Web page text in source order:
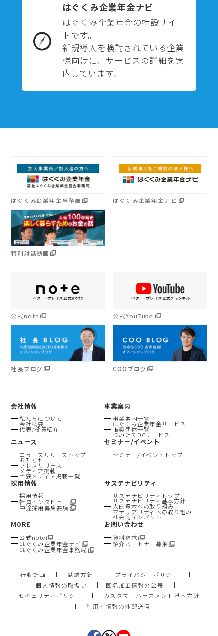
はぐくみ企業年金ナビ
はぐくみ企業年金の特設サイ
トです。
新規導入を検討されている企業
様向けに、サービスの詳細を案
内しています。
はぐくみ企業年金事務局 はぐくみ企業年金ナビ
特別対談動画
公式note 公式YouTube
社長ブログ COOブログ
会社情報
私たちについて
会社概要
代表/役員紹介
事業案内
事業案内一覧
はぐくみ企業年金サービス
推奨団体一覧
つみたてDCサービス
ニュース
ニュースリリーストップ
お知らせ
プレスリリース
メディア掲載
主要メディア掲載一覧
セミナー/イベント
セミナー/イベントトップ
採用情報
採用情報
社員インタビュー
中途採用募集要項
サステナビリティ
サステナビリティトップ
サステナビリティ基本方針
人的資本への取り組み
マテリアリティへの取り組み
社会的インパクト
MORE
公式note
はぐくみ企業年金ナビ
はぐくみ企業年金事務局
お問い合わせ
資料請求
紹介パートナー募集
行動計画 勧誘方針
プライバシーポリシー
個人情報の取扱い
匿名加工情報の公表
セキュリティポリシー
カスタマーハラスメント基本方針
利用者情報の外部送信